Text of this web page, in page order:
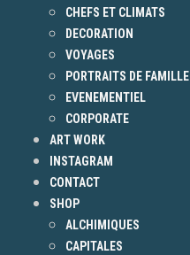
CHEFS ET CLIMATS
DECORATION
VOYAGES
PORTRAITS DE FAMILLE
EVENEMENTIEL
CORPORATE
ART WORK
INSTAGRAM
CONTACT
SHOP
ALCHIMIQUES
CAPITALES